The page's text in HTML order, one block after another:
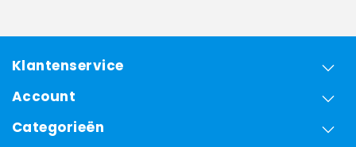
Klantenservice
Account
Categorieën